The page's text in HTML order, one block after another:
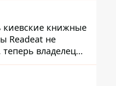
киевские книжные
Readeat не
теперь владелец
закроет